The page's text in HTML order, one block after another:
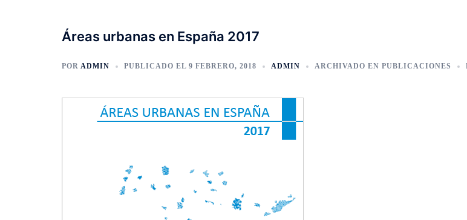
Áreas urbanas en España 2017
POR ADMIN PUBLICADO EL 9 FEBRERO, 2018 ADMIN ARCHIVADO EN PUBLICACIONES